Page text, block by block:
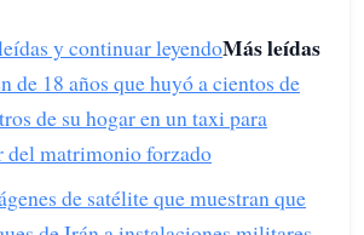
y continuar leyendoMás leídas
de 18 años que huyó a cientos de
de su hogar en un taxi para
del matrimonio forzado
de satélite que muestran que